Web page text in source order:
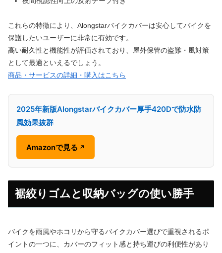
これらの特徴により、Alongstarバイクカバーは安心してバイクを
保護したいユーザーに非常に有効です。
高い耐久性と機能性が評価されており、屋外保管の盗難・風対策
として最適といえるでしょう。
商品・サービスの詳細・購入はこちら
2025年新版Alongstarバイクカバー厚手420Dで防水防
風効果抜群
Amazonで見る ↗
裾絞りゴムと収納バッグの使い勝手
バイクを雨風やホコリから守るバイクカバー選びで重視されるポ
イントの一つに、カバーのフィット感と持ち運びの利便性があり